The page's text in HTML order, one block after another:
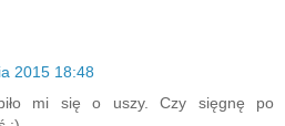
2015 18:48
mi się o uszy. Czy sięgnę po